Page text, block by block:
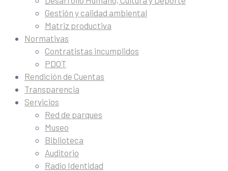
Gestión y calidad ambiental
Matriz productiva
Normativas
Contratistas incumplidos
PDOT
Rendición de Cuentas
Transparencia
Servicios
Red de parques
Museo
Biblioteca
Auditorio
Radio Identidad